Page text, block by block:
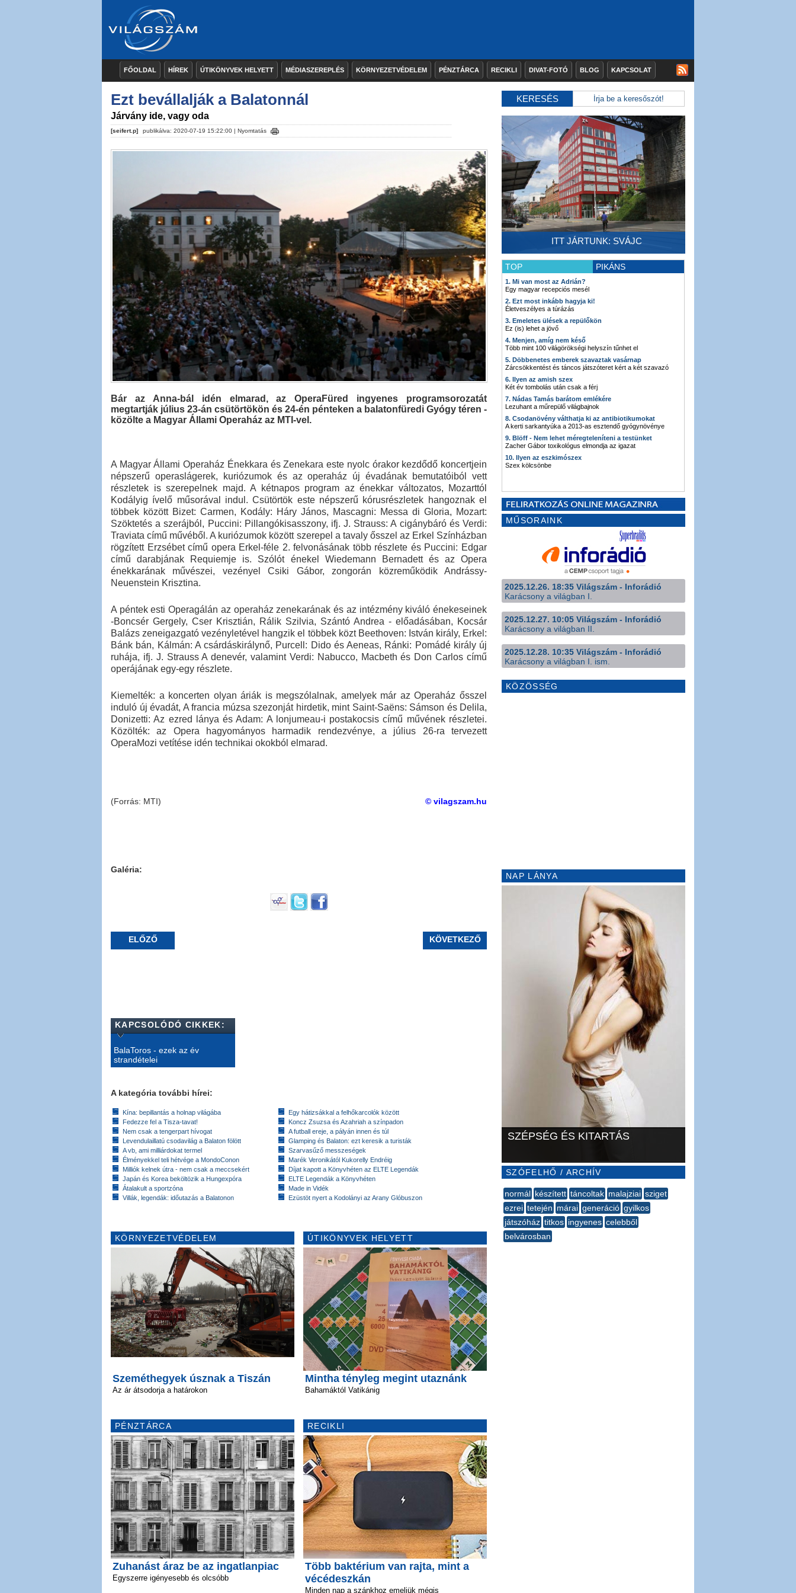
FŐOLDAL HÍREK ÚTIKÖNYVEK HELYETT MÉDIASZEREPLÉS KÖRNYEZETVÉDELEM PÉNZTÁRCA RECIKLI DIVAT-FOTÓ BLOG KAPCSOLAT
Ezt bevállalják a Balatonnál
Járvány ide, vagy oda
[seifert.p] publikálva: 2020-07-19 15:22:00 | Nyomtatás
Bár az Anna-bál idén elmarad, az OperaFüred ingyenes programsorozatát
megtartják július 23-án csütörtökön és 24-én pénteken a balatonfüredi Gyógy téren -
közölte a Magyar Állami Operaház az MTI-vel.
A Magyar Állami Operaház Énekkara és Zenekara este nyolc órakor kezdődő koncertjein
népszerű operaslágerek, kuriózumok és az operaház új évadának bemutatóiból vett
részletek is szerepelnek majd. A kétnapos program az énekkar változatos, Mozarttól
Kodályig ívelő műsorával indul. Csütörtök este népszerű kórusrészletek hangoznak el
többek között Bizet: Carmen, Kodály: Háry János, Mascagni: Messa di Gloria, Mozart:
Szöktetés a szerájból, Puccini: Pillangókisasszony, ifj. J. Strauss: A cigánybáró és Verdi:
Traviata című művéből. A kuriózumok között szerepel a tavaly ősszel az Erkel Színházban
rögzített Erzsébet című opera Erkel-féle 2. felvonásának több részlete és Puccini: Edgar
című darabjának Requiemje is. Szólót énekel Wiedemann Bernadett és az Opera
énekkarának művészei, vezényel Csiki Gábor, zongorán közreműködik Andrássy-
Neuenstein Krisztina.
A péntek esti Operagálán az operaház zenekarának és az intézmény kiváló énekeseinek
-Boncsér Gergely, Cser Krisztián, Rálik Szilvia, Szántó Andrea - előadásában, Kocsár
Balázs zeneigazgató vezényletével hangzik el többek közt Beethoven: István király, Erkel:
Bánk bán, Kálmán: A csárdáskirálynő, Purcell: Dido és Aeneas, Ránki: Pomádé király új
ruhája, ifj. J. Strauss A denevér, valamint Verdi: Nabucco, Macbeth és Don Carlos című
operájának egy-egy részlete.
Kiemelték: a koncerten olyan áriák is megszólalnak, amelyek már az Operaház ősszel
induló új évadát, A francia múzsa szezonját hirdetik, mint Saint-Saëns: Sámson és Delila,
Donizetti: Az ezred lánya és Adam: A lonjumeau-i postakocsis című művének részletei.
Közölték: az Opera hagyományos harmadik rendezvénye, a július 26-ra tervezett
OperaMozi vetítése idén technikai okokból elmarad.
© vilagszam.hu
(Forrás: MTI)
Galéria:
ELŐZŐ KÖVETKEZŐ
KAPCSOLÓDÓ CIKKEK:
BalaToros - ezek az év
strandételei
A kategória további hírei:
Kína: bepillantás a holnap világába
Fedezze fel a Tisza-tavat!
Nem csak a tengerpart hívogat
Levendulaillatú csodavilág a Balaton fölött
A vb, ami milliárdokat termel
Élményekkel teli hétvége a MondoConon
Milliók kelnek útra - nem csak a meccsekért
Japán és Korea beköltözik a Hungexpóra
Átalakult a sportzóna
Villák, legendák: időutazás a Balatonon
Egy hátizsákkal a felhőkarcolók között
Koncz Zsuzsa és Azahriah a színpadon
A futball ereje, a pályán innen és túl
Glamping és Balaton: ezt keresik a turisták
Szarvasűző messzeségek
Marék Veronikától Kukorelly Endréig
Díjat kapott a Könyvhéten az ELTE Legendák
ELTE Legendák a Könyvhéten
Made in Vidék
Ezüstöt nyert a Kodolányi az Arany Glóbuszon
KÖRNYEZETVÉDELEM
Szeméthegyek úsznak a Tiszán
Az ár átsodorja a határokon
PÉNZTÁRCA
Zuhanást áraz be az ingatlanpiac
Egyszerre igényesebb és olcsóbb
ÚTIKÖNYVEK HELYETT
Mintha tényleg megint utaznánk
Bahamáktól Vatikánig
RECIKLI
Több baktérium van rajta, mint a
vécédeszkán
Minden nap a szánkhoz emeljük mégis
KERESÉS
ITT JÁRTUNK: SVÁJC
TOP PIKÁNS
1. Mi van most az Adrián?
Egy magyar recepciós mesél
2. Ezt most inkább hagyja ki!
Életveszélyes a túrázás
3. Emeletes ülések a repülőkön
Ez (is) lehet a jövő
4. Menjen, amíg nem késő
Több mint 100 világörökségi helyszín tűnhet el
5. Döbbenetes emberek szavaztak vasárnap
Zárcsökkentést és táncos játszóteret kért a két szavazó
6. Ilyen az amish szex
Két év tombolás után csak a férj
7. Nádas Tamás barátom emlékére
Lezuhant a műrepülő világbajnok
8. Csodanövény válthatja ki az antibiotikumokat
A kerti sarkantyúka a 2013-as esztendő gyógynövénye
9. Blöff - Nem lehet méregteleníteni a testünket
Zacher Gábor toxikológus elmondja az igazat
10. Ilyen az eszkimószex
Szex kölcsönbe
MŰSORAINK
2025.12.26. 18:35 Világszám - Inforádió
Karácsony a világban I.
2025.12.27. 10:05 Világszám - Inforádió
Karácsony a világban II.
2025.12.28. 10:35 Világszám - Inforádió
Karácsony a világban I. ism.
KÖZÖSSÉG
NAP LÁNYA
SZÉPSÉG ÉS KITARTÁS
SZÓFELHŐ / ARCHÍV
normál készített táncoltak malajziai sziget
ezrei tetején márai generáció gyilkos
játszóház titkos ingyenes celebből
belvárosban